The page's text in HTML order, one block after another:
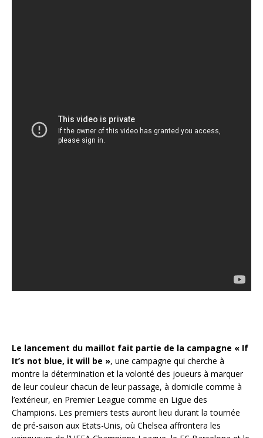
Le lancement du maillot fait partie de la campagne « If
It’s not blue, it will be », une campagne qui cherche à
montre la détermination et la volonté des joueurs à marquer
de leur couleur chacun de leur passage, à domicile comme à
l’extérieur, en Premier League comme en Ligue des
Champions. Les premiers tests auront lieu durant la tournée
de pré-saison aux Etats-Unis, où Chelsea affrontera les